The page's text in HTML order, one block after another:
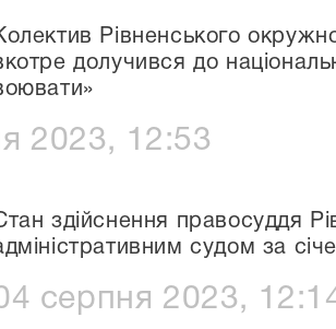
Рівненського
долучився до
2023, 12:53
здійснення правосуддя
судом за
серпня 2023,